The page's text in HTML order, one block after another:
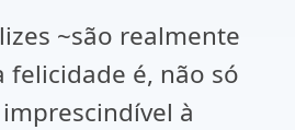
~são realmente
felicidade é, não só
à